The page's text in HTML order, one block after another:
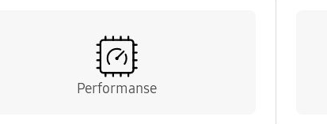
Performanse